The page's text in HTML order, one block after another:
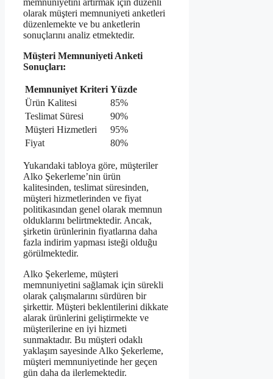
memnuniyetini artırmak için düzenli
olarak müşteri memnuniyeti anketleri
düzenlemekte ve bu anketlerin
sonuçlarını analiz etmektedir.
Müşteri Memnuniyeti Anketi
Sonuçları:
Memnuniyet Kriteri Yüzde
Ürün Kalitesi
85%
Teslimat Süresi
90%
Müşteri Hizmetleri
95%
Fiyat
80%
Yukarıdaki tabloya göre, müşteriler
Alko Şekerleme’nin ürün
kalitesinden, teslimat süresinden,
müşteri hizmetlerinden ve fiyat
politikasından genel olarak memnun
olduklarını belirtmektedir. Ancak,
şirketin ürünlerinin fiyatlarına daha
fazla indirim yapması isteği olduğu
görülmektedir.
Alko Şekerleme, müşteri
memnuniyetini sağlamak için sürekli
olarak çalışmalarını sürdüren bir
şirkettir. Müşteri beklentilerini dikkate
alarak ürünlerini geliştirmekte ve
müşterilerine en iyi hizmeti
sunmaktadır. Bu müşteri odaklı
yaklaşım sayesinde Alko Şekerleme,
müşteri memnuniyetinde her geçen
gün daha da ilerlemektedir.